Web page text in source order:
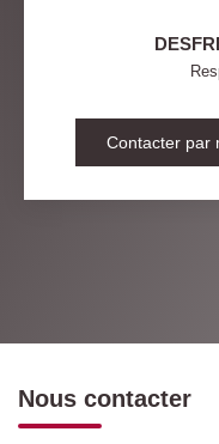
Contacter par
Nous contacter